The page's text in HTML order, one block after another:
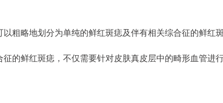
粗略地划分为单纯的鲜红斑痣及伴有相关综合征的鲜红斑
征的鲜红斑痣，不仅需要针对皮肤真皮层中的畸形血管进